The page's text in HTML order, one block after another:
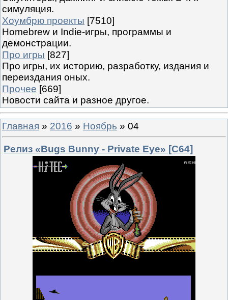
симуляция.
Хоумбрю проекты [7510]
Homebrew и Indie-игры, программы и
демонстрации.
Про игры [827]
Про игры, их историю, разработку, издания и
переиздания оных.
Прочее [669]
Новости сайта и разное другое.
Главная » 2016 » Ноябрь » 04
Релиз «Bugs Bunny - Private Eye» [C64]